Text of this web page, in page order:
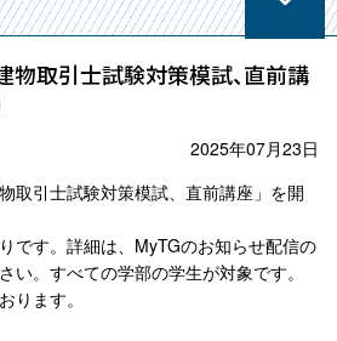
物取引士試験対策模試、直前講
2025年07月23日
取引士試験対策模試、直前講座」を開
です。詳細は、MyTGのお知らせ配信の
い。すべての学部の学生が対象です。
ります。